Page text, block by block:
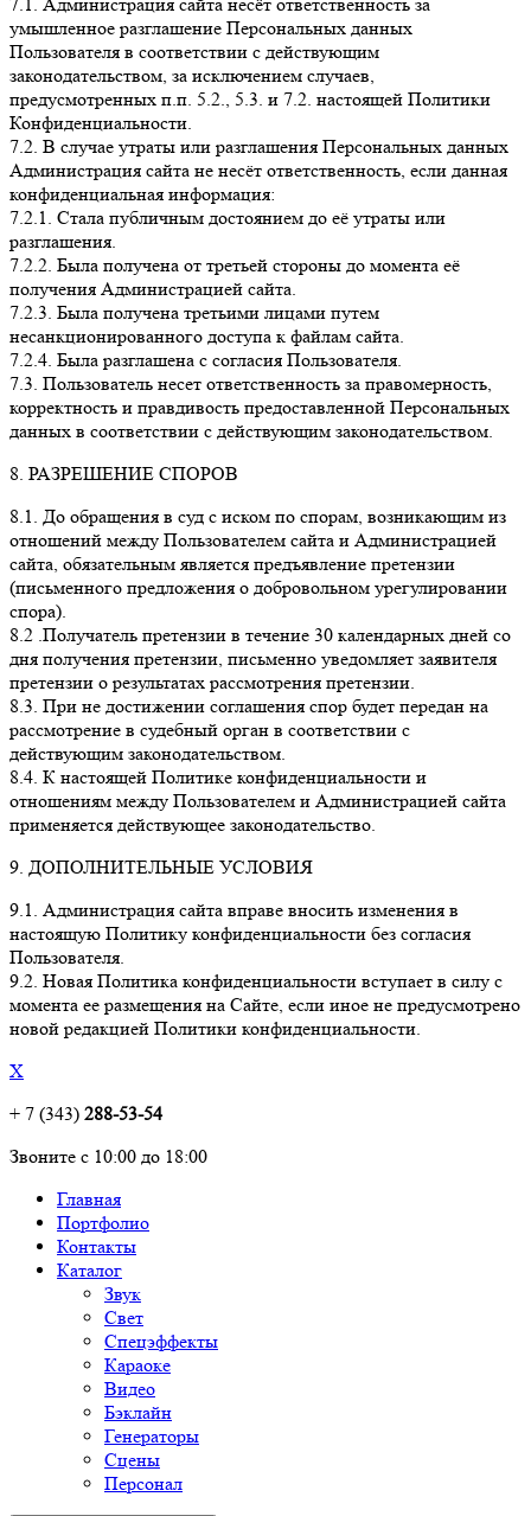
умышленное разглашение Персональных данных
Пользователя в соответствии с действующим
законодательством, за исключением случаев,
предусмотренных п.п. 5.2., 5.3. и 7.2. настоящей Политики
Конфиденциальности.
7.2. В случае утраты или разглашения Персональных данных
Администрация сайта не несёт ответственность, если данная
конфиденциальная информация:
7.2.1. Стала публичным достоянием до её утраты или
разглашения.
7.2.2. Была получена от третьей стороны до момента её
получения Администрацией сайта.
7.2.3. Была получена третьими лицами путем
несанкционированного доступа к файлам сайта.
7.2.4. Была разглашена с согласия Пользователя.
7.3. Пользователь несет ответственность за правомерность,
корректность и правдивость предоставленной Персональных
данных в соответствии с действующим законодательством.
8. РАЗРЕШЕНИЕ СПОРОВ
8.1. До обращения в суд с иском по спорам, возникающим из
отношений между Пользователем сайта и Администрацией
сайта, обязательным является предъявление претензии
(письменного предложения о добровольном урегулировании
спора).
8.2 .Получатель претензии в течение 30 календарных дней со
дня получения претензии, письменно уведомляет заявителя
претензии о результатах рассмотрения претензии.
8.3. При не достижении соглашения спор будет передан на
рассмотрение в судебный орган в соответствии с
действующим законодательством.
8.4. К настоящей Политике конфиденциальности и
отношениям между Пользователем и Администрацией сайта
применяется действующее законодательство.
9. ДОПОЛНИТЕЛЬНЫЕ УСЛОВИЯ
9.1. Администрация сайта вправе вносить изменения в
настоящую Политику конфиденциальности без согласия
Пользователя.
9.2. Новая Политика конфиденциальности вступает в силу с
момента ее размещения на Сайте, если иное не предусмотрено
новой редакцией Политики конфиденциальности.
X
+ 7 (343) 288-53-54
Звоните с 10:00 до 18:00
Главная
Портфолио
Контакты
Каталог
Звук
Свет
Спецэффекты
Караоке
Видео
Бэклайн
Генераторы
Сцены
Персонал